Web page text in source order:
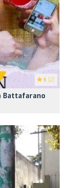
5 (2)
Battafarano